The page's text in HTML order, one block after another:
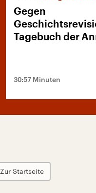
Gegen
Tagebuch der
30:57 Minuten
Zur Startseite